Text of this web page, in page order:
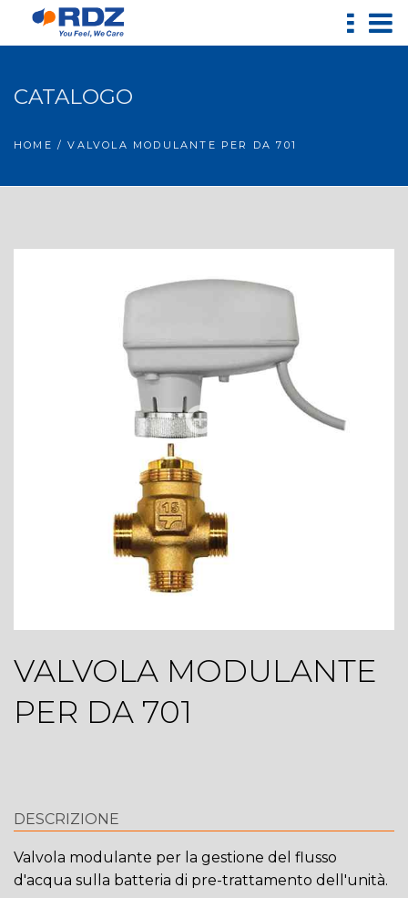
CATALOGO
HOME / VALVOLA MODULANTE PER DA 701
VALVOLA MODULANTE
PER DA 701
DESCRIZIONE
Valvola modulante per la gestione del flusso
d'acqua sulla batteria di pre-trattamento dell'unità.